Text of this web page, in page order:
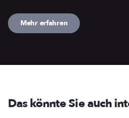
Mehr erfahren
Das könnte Sie auch